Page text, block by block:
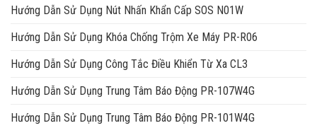
Hướng Dẫn Sử Dụng Nút Nhấn Khẩn Cấp SOS N01W
Hướng Dẫn Sử Dụng Khóa Chống Trộm Xe Máy PR-R06
Hướng Dẫn Sử Dụng Công Tắc Điều Khiển Từ Xa CL3
Hướng Dẫn Sử Dụng Trung Tâm Báo Động PR-107W4G
Hướng Dẫn Sử Dụng Trung Tâm Báo Động PR-101W4G